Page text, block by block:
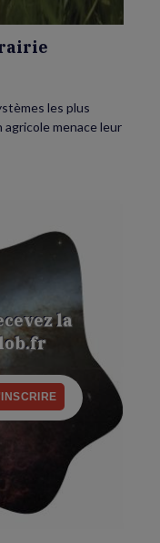
les plus
agricole menace leur
la